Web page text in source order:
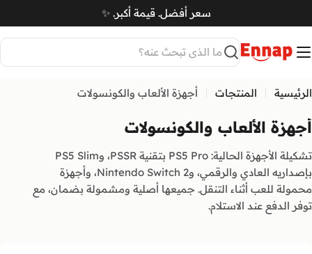
to
سعر أفضل. قيمة أكبر. ✨
بحث
الرئيسية المنتجات أجهزة الألعاب والكونسولات
ا
ف
ئ
ا
ت
أجهزة الألعاب والكونسولات
تشكيلة الأجهزة الحالية: PS5 Pro بتقنية PSSR، وPS5 Slim
بإصداريه العادي والرقمي، وNintendo Switch 2، وأجهزة
محمولة للعب أثناء التنقل. جميعها أصلية ومشمولة بضمان، مع
توفر الدفع عند الاستلام.